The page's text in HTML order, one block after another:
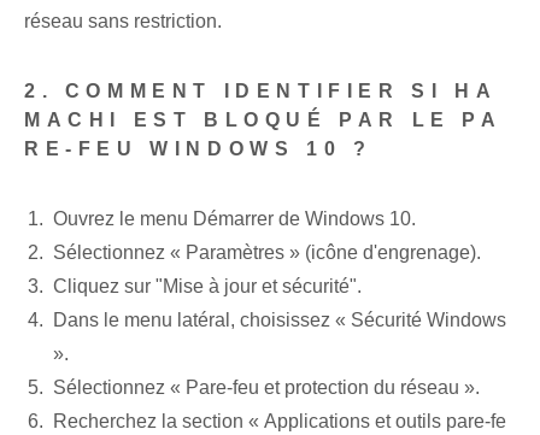
réseau sans restriction.
2. COMMENT IDENTIFIER SI HA
MACHI EST BLOQUÉ PAR LE PA
RE-FEU WINDOWS 10 ?
Ouvrez le menu Démarrer de Windows 10.
Sélectionnez « Paramètres » (icône d'engrenage).
Cliquez sur "Mise à jour et sécurité".
Dans le menu latéral, choisissez « Sécurité Windows
».
Sélectionnez « Pare-feu et protection du réseau ».
Recherchez la section « Applications et outils pare-fe